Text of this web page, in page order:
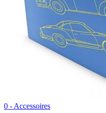
0 - Accessoires